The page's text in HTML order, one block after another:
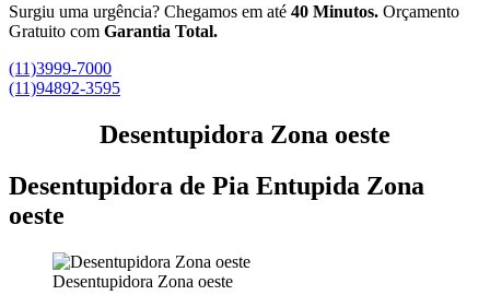
Surgiu uma urgência? Chegamos em até 40 Minutos. Orçamento
Gratuito com Garantia Total.
(11)3999-7000
(11)94892-3595
Desentupidora Zona oeste
Desentupidora de Pia Entupida Zona
oeste
Desentupidora Zona oeste